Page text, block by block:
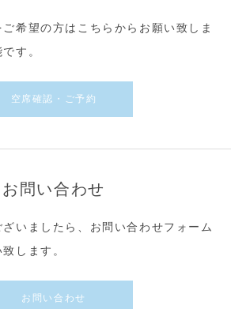
希望の方はこちらからお願い致しま
す。
空席確認・ご予約
お問い合わせ
いましたら、お問い合わせフォーム
します。
お問い合わせ